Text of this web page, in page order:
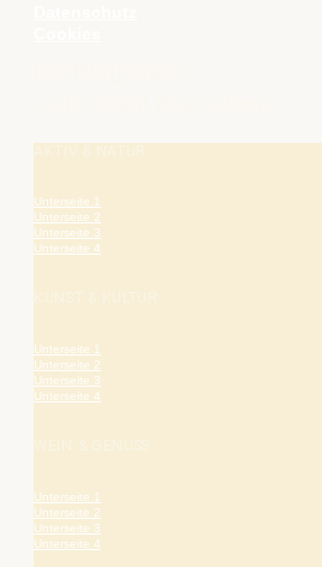
AKTIV & NATUR
Unterseite 1
Unterseite 2
Unterseite 3
Unterseite 4
Unterseite 1
Unterseite 2
Unterseite 3
Unterseite 4
Unterseite 1
Unterseite 2
Unterseite 3
Unterseite 4